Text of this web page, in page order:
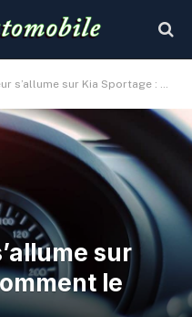
sur Kia Sportage : Comment le résoudre ?
sur
le